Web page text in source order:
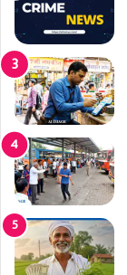
क
प
ड
णा
र
ना
ही
;
रा
जे
ग
टा
चे
का